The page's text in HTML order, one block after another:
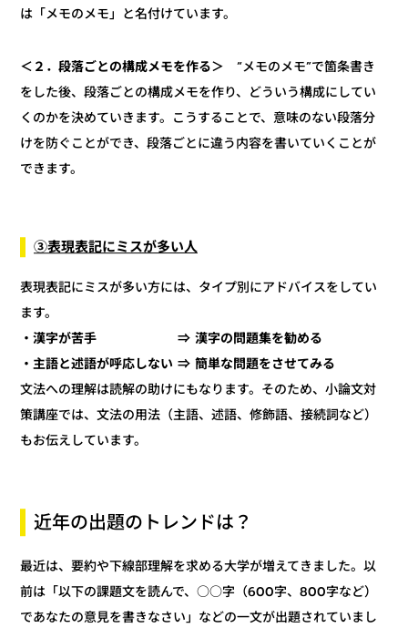
は「メモのメモ」と名付けています。
＜２．段落ごとの構成メモを作る＞“メモのメモ”で箇条書き
をした後、段落ごとの構成メモを作り、どういう構成にしてい
くのかを決めていきます。こうすることで、意味のない段落分
けを防ぐことができ、段落ごとに違う内容を書いていくことが
できます。
③表現表記にミスが多い人
表現表記にミスが多い方には、タイプ別にアドバイスをしてい
ます。
・漢字が苦手 ⇒ 漢字の問題集を勧める
・主語と述語が呼応しない ⇒ 簡単な問題をさせてみる
文法への理解は読解の助けにもなります。そのため、小論文対
策講座では、文法の用法（主語、述語、修飾語、接続詞など）
もお伝えしています。
近年の出題のトレンドは？
最近は、要約や下線部理解を求める大学が増えてきました。以
前は「以下の課題文を読んで、○○字（600字、800字など）
であなたの意見を書きなさい」などの一文が出題されていまし